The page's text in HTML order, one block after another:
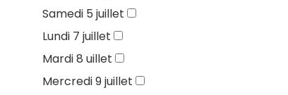
Samedi 5 juillet
Lundi 7 juillet
Mardi 8 uillet
Mercredi 9 juillet